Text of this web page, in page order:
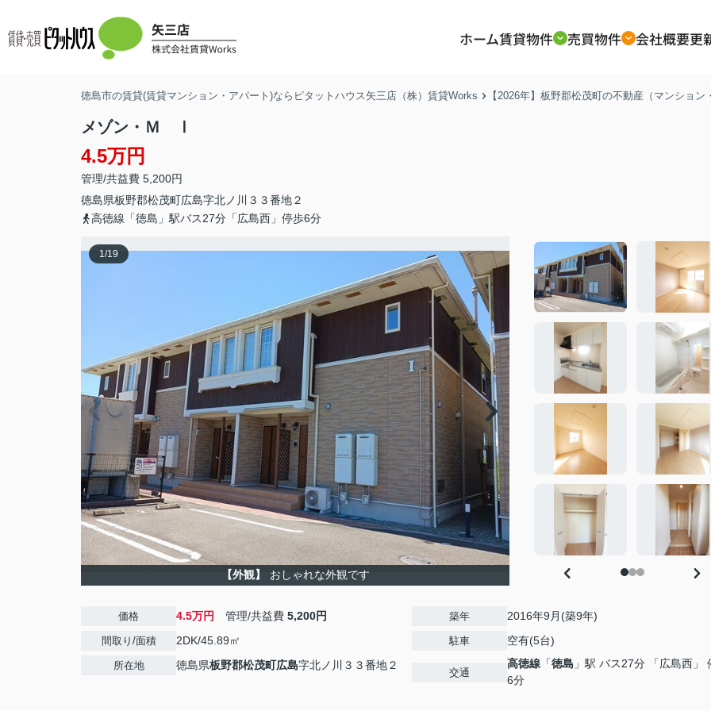
ホーム賃貸物件 売買物件 会社概要更
徳島市の賃貸(賃貸マンション・アパート)ならピタットハウス矢三店（株）賃貸Works 【2026年】板野郡松茂町の不動産（マンショ
メゾン・Ｍ Ⅰ
4.5万円
管理/共益費 5,200円
徳島県板野郡松茂町広島字北ノ川３３番地２
高徳線「徳島」駅バス27分「広島西」停歩6分
1/19
【外観】 おしゃれな外観です
価格 4.5万円 管理/共益費 5,200円
間取り/面積 2DK/45.89㎡
所在地 徳島県板野郡松茂町広島字北ノ川３３番地２
築年 2016年9月(築9年)
駐車 空有(5台)
交通
高徳線 「徳島 」駅 バス27分 「広島西」
6分